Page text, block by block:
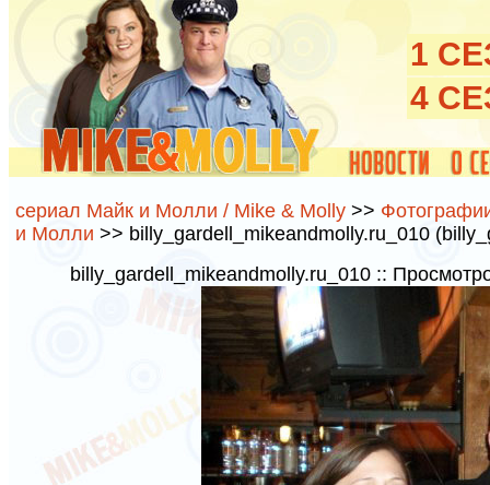
1
4
сериал Майк и Молли / Mike & Molly >>
и Молли >> billy_gardell_mikeandmolly.ru_010
billy_gardell_mikeandmolly.ru_010 ::